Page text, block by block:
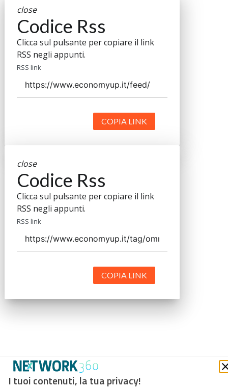
I tuoi contenuti, la tua privacy!
close
Codice Rss
Clicca sul pulsante per copiare il link
RSS negli appunti.
RSS link
COPIA LINK
close
Codice Rss
Clicca sul pulsante per copiare il link
RSS negli appunti.
RSS link
COPIA LINK